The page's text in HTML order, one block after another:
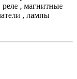
реле , магнитные
, лампы